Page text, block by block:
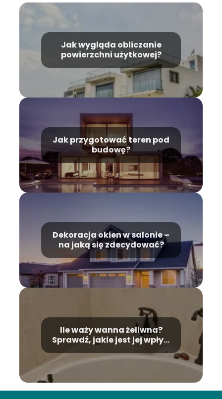
Jak wygląda obliczanie
powierzchni użytkowej?
Jak przygotować teren pod
budowę?
Dekoracja okien w salonie –
na jaką się zdecydować?
Ile waży wanna żeliwna?
Sprawdź, jakie jest jej wpływ